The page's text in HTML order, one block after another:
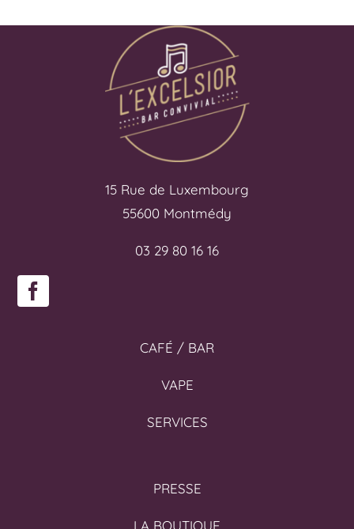
15 Rue de Luxembourg
55600 Montmédy
03 29 80 16 16
CAFÉ / BAR
VAPE
SERVICES
PRESSE